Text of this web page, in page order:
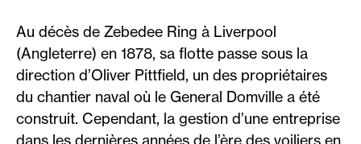
Au décès de Zebedee Ring à Liverpool
(Angleterre) en 1878, sa flotte passe sous la
direction d’Oliver Pittfield, un des propriétaires
du chantier naval où le General Domville a été
construit. Cependant, la gestion d’une entreprise
dans les dernières années de l’ère des voiliers en